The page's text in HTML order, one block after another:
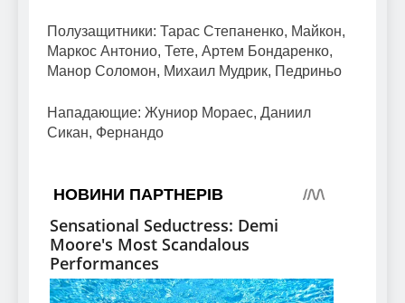
Полузащитники: Тарас Степаненко, Майкон,
Маркос Антонио, Тете, Артем Бондаренко,
Манор Соломон, Михаил Мудрик, Педриньо
Нападающие: Жуниор Мораес, Даниил
Сикан, Фернандо